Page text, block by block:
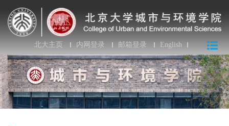
北大主页 内网登录 邮箱登录 English